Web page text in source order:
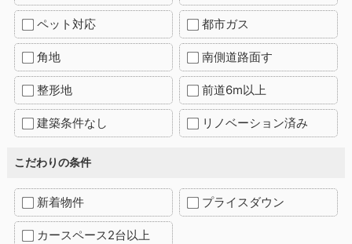
ペット対応 都市ガス
角地 南側道路面す
整形地 前道6m以上
建築条件なし リノベーション済み
こだわりの条件
新着物件 プライスダウン
カースペース2台以上